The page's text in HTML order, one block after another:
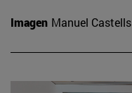
Imagen Manuel Castells